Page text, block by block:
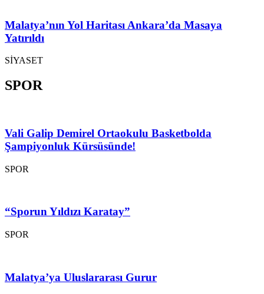
Malatya’nın Yol Haritası Ankara’da Masaya
Yatırıldı
SİYASET
SPOR
Vali Galip Demirel Ortaokulu Basketbolda
Şampiyonluk Kürsüsünde!
SPOR
“Sporun Yıldızı Karatay”
SPOR
Malatya’ya Uluslararası Gurur